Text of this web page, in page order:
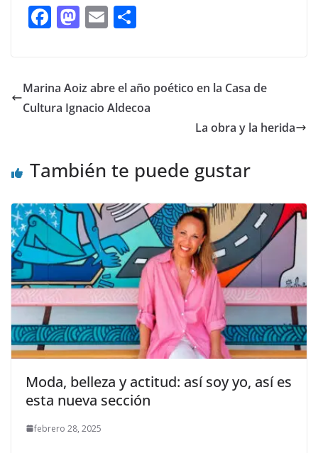
F
b
o
M
d
o
E
l p
ar
Marina Aoiz abre el año poético en la Casa de
Cultura Ignacio Aldecoa
La obra y la herida
También te puede gustar
Moda, belleza y actitud: así soy yo, así es
esta nueva sección
febrero 28, 2025